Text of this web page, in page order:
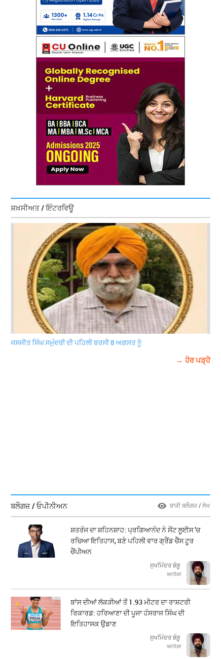
ਸ਼ਖ਼ਸੀਅਤ / ਇੰਟਰਵਿਊ
ਜਸਜੀਤ ਸਿੰਘ ਸਮੁੰਦਰੀ ਦੀ ਪਹਿਲੀ ਬਰਸੀ 8 ਅਗਸਤ ਨੂੰ
→ ਹੋਰ ਪੜ੍ਹੋ
ਬਲੌਗਜ਼ / ਓਪੀਨੀਅਨ ਬਾਕੀ ਬਲੌਗਜ਼ / ਲੇਖ
ਸ਼ਤਰੰਜ ਦਾ ਸ਼ਹਿਨਸ਼ਾਹ: ਪ੍ਰਗਿਆਨੰਦ ਨੇ ਸੇਂਟ ਲੂਈਸ 'ਚ
ਰਚਿਆ ਇਤਿਹਾਸ, ਬਣੇ ਪਹਿਲੀ ਵਾਰ ਗ੍ਰੈਂਡ ਚੈੱਸ ਟੂਰ
ਚੈਂਪੀਅਨ
ਸੁਖਮਿੰਦਰ ਭੰਗੂ
writer
ਬਾਂਸ ਦੀਆਂ ਲੱਕੜੀਆਂ ਤੋਂ 1.93 ਮੀਟਰ ਦਾ ਰਾਸ਼ਟਰੀ
ਰਿਕਾਰਡ: ਹਰਿਆਣਾ ਦੀ ਪੂਜਾ ਹੰਸਰਾਜ ਸਿੰਘ ਦੀ
ਇਤਿਹਾਸਕ ਉਡਾਣ
ਸੁਖਮਿੰਦਰ ਭੰਗੂ
writer